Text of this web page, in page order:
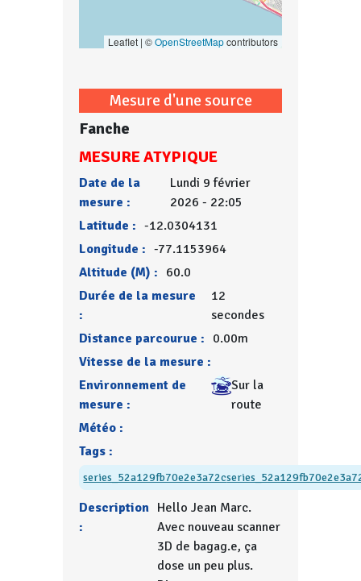
Leaflet | ©OpenStreetMapcontributors
Mesure d'une source
Fanche
MESURE ATYPIQUE
Date de la
mesure :
Lundi 9 février
2026 - 22:05
Latitude : -12.0304131
Longitude : -77.1153964
Altitude (M) : 60.0
Durée de la mesure
:
12
secondes
Distance parcourue : 0.00m
Vitesse de la mesure :
Environnement de
mesure :
Sur la
route
Météo :
Tags :
series_52a129fb70e2e3a72c
Description
:
Hello Jean Marc.
Avec nouveau scanner
3D de bagag.e, ça
dose un peu plus.